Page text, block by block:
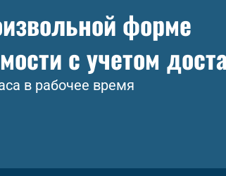
форме
с учетом
в рабочее время